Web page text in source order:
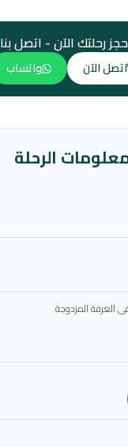
رحلتك الآن - اتصل بنا
اتصل الآن واتساب
الرحلة
الغرفة المزدوجة